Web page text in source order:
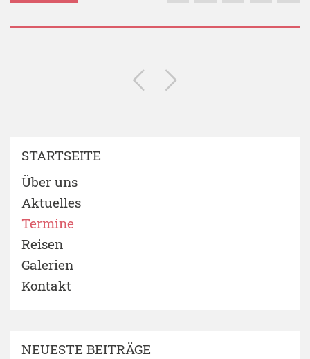
STARTSEITE
Über uns
Aktuelles
Termine
Reisen
Galerien
Kontakt
NEUESTE BEITRÄGE